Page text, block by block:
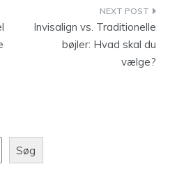
Invisalign vs. Traditionelle
bøjler: Hvad skal du
vælge?
Søg